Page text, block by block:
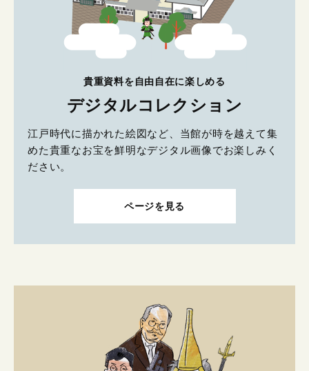
貴重資料を自由自在に楽しめる
デジタルコレクション
江戸時代に描かれた絵図など、当館が時を越えて集
めた貴重なお宝を鮮明なデジタル画像でお楽しみく
ださい。
ページを見る